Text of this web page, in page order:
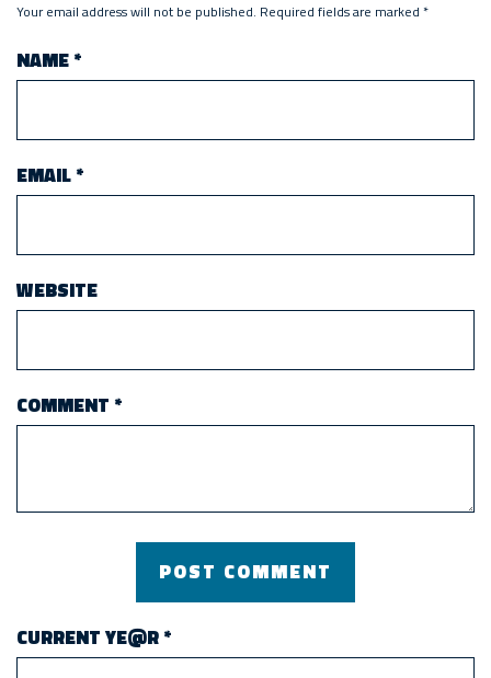
Your email address will not be published. Required fields are marked *
NAME*
EMAIL*
WEBSITE
COMMENT *
CURRENT YE@R*